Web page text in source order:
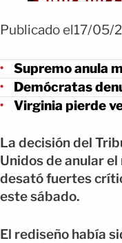
Publicado el17/05/
Supremo anula
Demócratas
Virginia pierde
La decisión del
Unidos de anular
desató fuertes
este sábado.
El rediseño había